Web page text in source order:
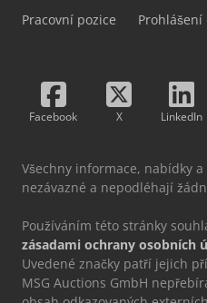
Pracovní pozice
Facebook X LinkedIn
Všechny informace, nabídky
nezávazné a nepodléhají
Používáním této stránky
zásadami ochrany osobních
Uvedené značky patří jejich
MSG Auctions GmbH